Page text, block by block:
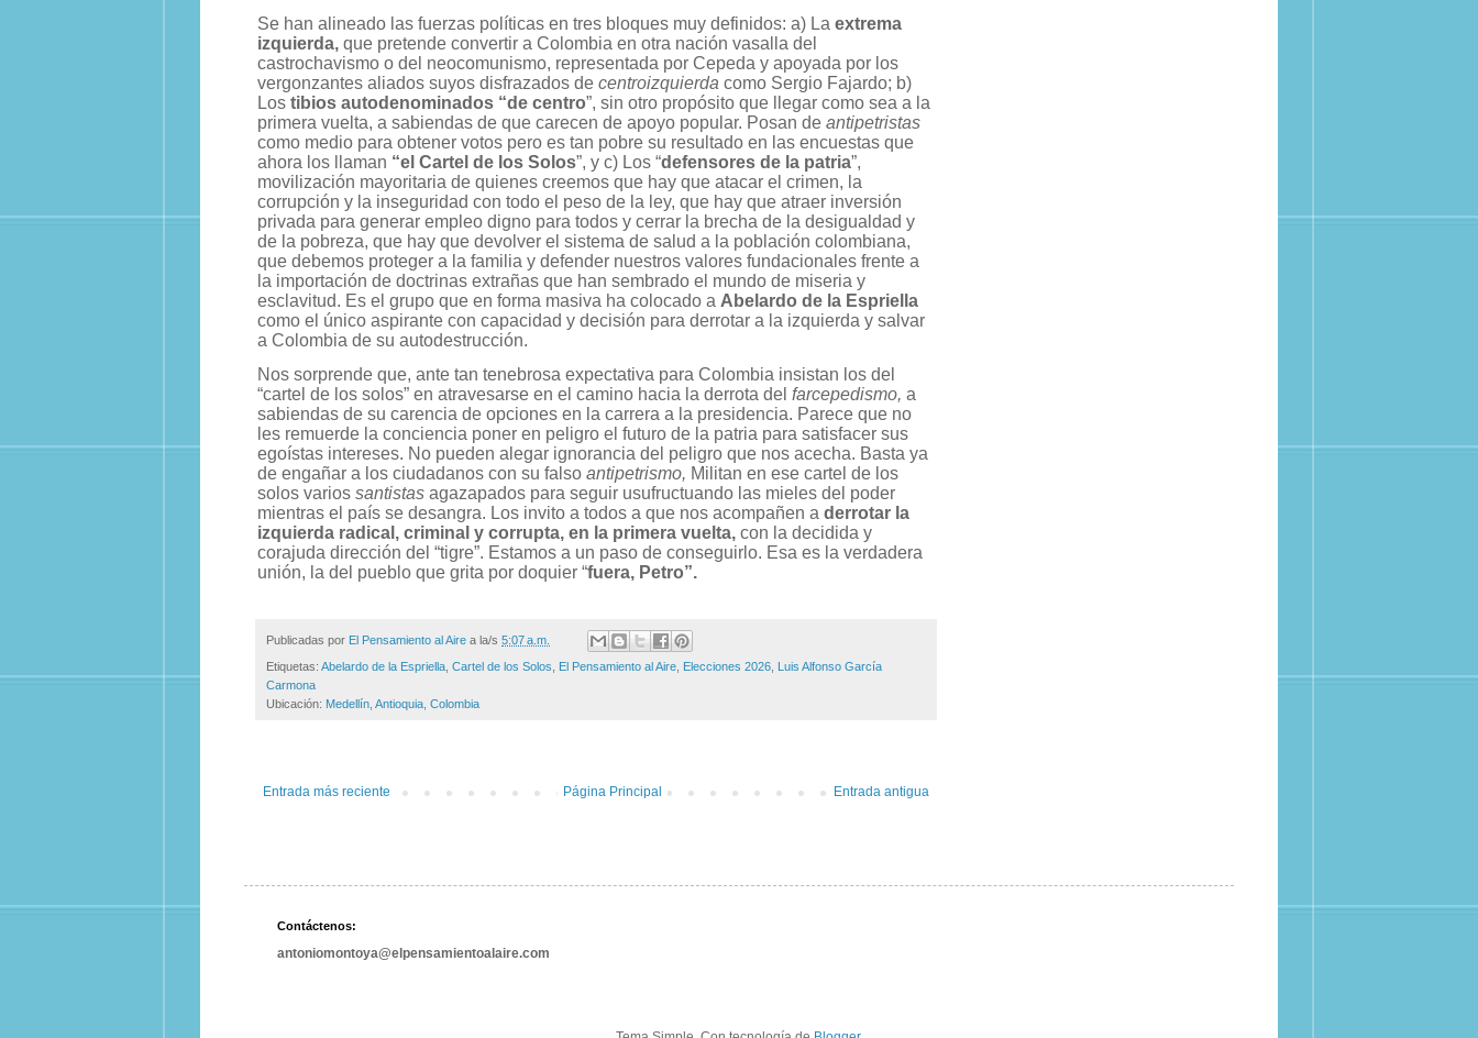
Se han alineado las fuerzas políticas en tres bloques muy definidos: a) La extrema
izquierda, que pretende convertir a Colombia en otra nación vasalla del
castrochavismo o del neocomunismo, representada por Cepeda y apoyada por los
vergonzantes aliados suyos disfrazados de centroizquierda como Sergio Fajardo; b)
Los tibios autodenominados “de centro”, sin otro propósito que llegar como sea a la
primera vuelta, a sabiendas de que carecen de apoyo popular. Posan de antipetristas
como medio para obtener votos pero es tan pobre su resultado en las encuestas que
ahora los llaman “el Cartel de los Solos”, y c) Los “defensores de la patria”,
movilización mayoritaria de quienes creemos que hay que atacar el crimen, la
corrupción y la inseguridad con todo el peso de la ley, que hay que atraer inversión
privada para generar empleo digno para todos y cerrar la brecha de la desigualdad y
de la pobreza, que hay que devolver el sistema de salud a la población colombiana,
que debemos proteger a la familia y defender nuestros valores fundacionales frente a
la importación de doctrinas extrañas que han sembrado el mundo de miseria y
esclavitud. Es el grupo que en forma masiva ha colocado a Abelardo de la Espriella
como el único aspirante con capacidad y decisión para derrotar a la izquierda y salvar
a Colombia de su autodestrucción.
Nos sorprende que, ante tan tenebrosa expectativa para Colombia insistan los del
“cartel de los solos” en atravesarse en el camino hacia la derrota del farcepedismo, a
sabiendas de su carencia de opciones en la carrera a la presidencia. Parece que no
les remuerde la conciencia poner en peligro el futuro de la patria para satisfacer sus
egoístas intereses. No pueden alegar ignorancia del peligro que nos acecha. Basta ya
de engañar a los ciudadanos con su falso antipetrismo, Militan en ese cartel de los
solos varios santistas agazapados para seguir usufructuando las mieles del poder
mientras el país se desangra. Los invito a todos a que nos acompañen a derrotar la
izquierda radical, criminal y corrupta, en la primera vuelta, con la decidida y
corajuda dirección del “tigre”. Estamos a un paso de conseguirlo. Esa es la verdadera
unión, la del pueblo que grita por doquier “fuera, Petro”.
Publicadas por El Pensamiento al Aire a la/s 5:07 a.m.
Etiquetas: Abelardo de la Espriella Cartel de los Solos El Pensamiento al Aire Elecciones 2026
Luis Alfonso García
Carmona
Ubicación: Medellín, Antioquia, Colombia
Entrada más reciente Entrada antigua
Página Principal
Contáctenos:
antoniomontoya@elpensamientoalaire.com